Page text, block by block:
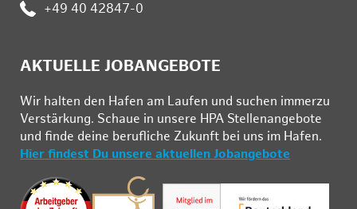
: +49 40 42847-0
AKTUELLE JOBANGEBOTE
Wir hal­ten den Ha­fen am Lau­fen und su­chen im­mer­zu
Ver­stär­kung. Schau­e in un­se­re HPA Stel­len­an­ge­bo­te
und fin­de deine be­ruf­li­che Zu­kunft bei uns im Ha­fen.
Hier findest Du unsere aktuellen Jobangebote